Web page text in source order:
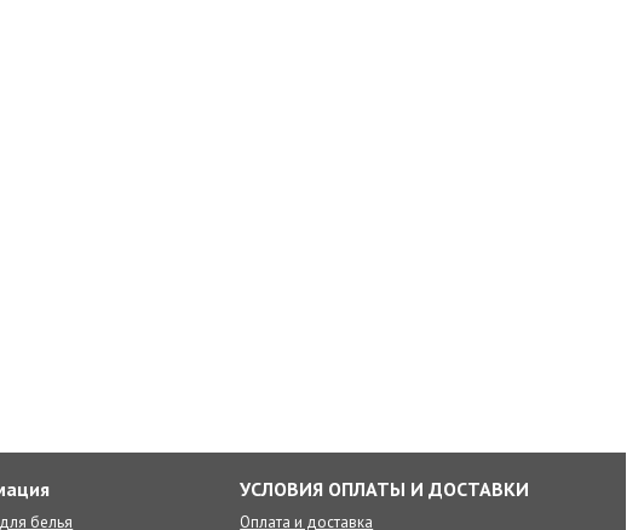
белья
УСЛОВИЯ ОПЛАТЫ И ДОСТАВКИ
Оплата и доставка